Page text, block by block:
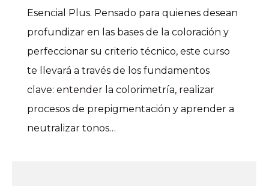
Esencial Plus. Pensado para quienes desean
profundizar en las bases de la coloración y
perfeccionar su criterio técnico, este curso
te llevará a través de los fundamentos
clave: entender la colorimetría, realizar
procesos de prepigmentación y aprender a
neutralizar tonos…